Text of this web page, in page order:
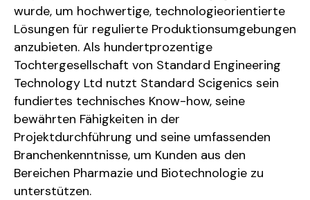
wurde, um hochwertige, technologieorientierte
Lösungen für regulierte Produktionsumgebungen
anzubieten. Als hundertprozentige
Tochtergesellschaft von Standard Engineering
Technology Ltd nutzt Standard Scigenics sein
fundiertes technisches Know-how, seine
bewährten Fähigkeiten in der
Projektdurchführung und seine umfassenden
Branchenkenntnisse, um Kunden aus den
Bereichen Pharmazie und Biotechnologie zu
unterstützen.